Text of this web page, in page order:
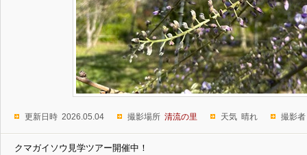
更新日時 2026.05.04 撮影場所 清流の里 天気 晴れ 撮影
クマガイソウ見学ツアー開催中！